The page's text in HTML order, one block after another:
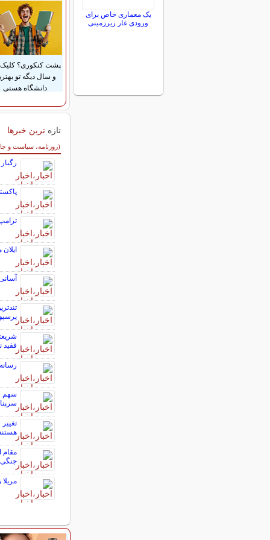
پشت کنکوری؟
و سال دیگه تو
دانشگاه هستی
تازه ترین خبرها
(روزنامه، سیاست و
سایر خبرهای داغ
مقام
یک معماری خاص برای
ورودی غار زیرزمینی